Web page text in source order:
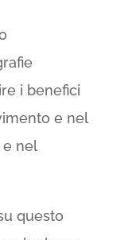
i benefici
e nel
e nel
questo